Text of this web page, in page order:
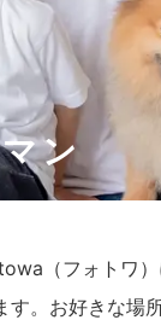
ン
（フォトワ）
。お好きな場